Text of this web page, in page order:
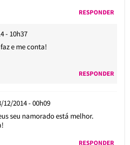
RESPONDER
- 10h37
e me conta!
RESPONDER
12/2014 - 00h09
seu namorado está melhor.
RESPONDER